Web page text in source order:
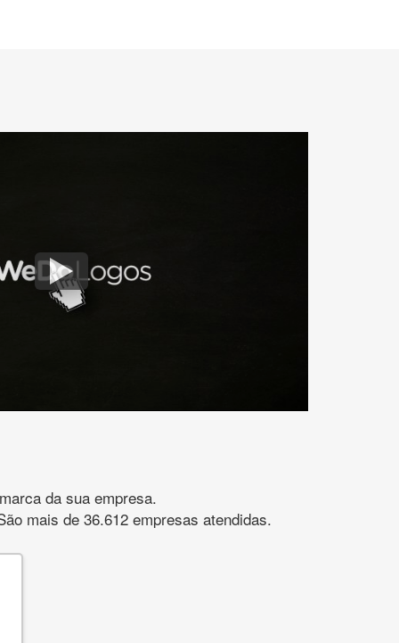
da sua empresa.
mais de 36.612 empresas atendidas.